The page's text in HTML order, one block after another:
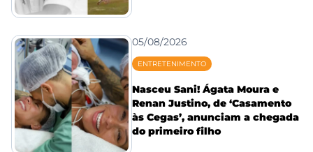
05/08/2026
ENTRETENIMENTO
Nasceu Sani! Ágata Moura e
Renan Justino, de ‘Casamento
às Cegas’, anunciam a chegada
do primeiro filho